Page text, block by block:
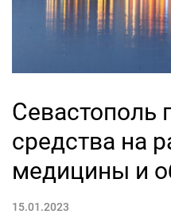
Севастополь
средства на
медицины и
15.01.2023